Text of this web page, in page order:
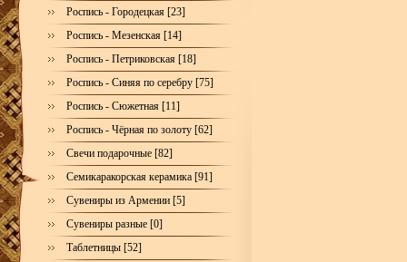
Роспись - Городецкая [23]
Роспись - Мезенская [14]
Роспись - Петриковская [18]
Роспись - Синяя по серебру [75]
Роспись - Сюжетная [11]
Роспись - Чёрная по золоту [62]
Свечи подарочные [82]
Семикаракорская керамика [91]
Сувениры из Армении [5]
Сувениры разные [0]
Таблетницы [52]